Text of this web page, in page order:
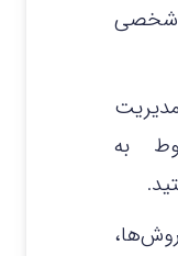
شخصی
به